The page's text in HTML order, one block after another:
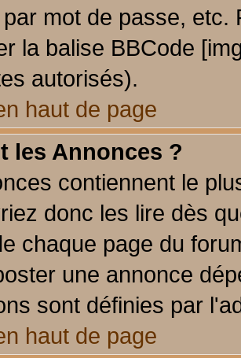
mot de passe,
la balise BBCode
autorisés).
haut de page
les Annonces ?
contiennent le
donc les lire dès
chaque page du
une annonce
sont définies par
haut de page